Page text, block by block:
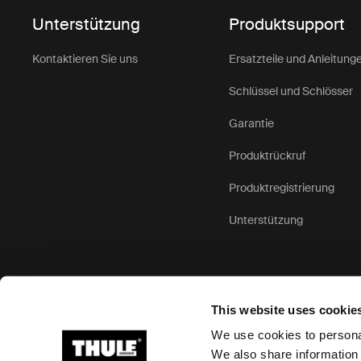
This website uses
We use cookies to
We also share
Taschen
große
Thule
alles in
Unterstützung
Kontaktieren Sie uns
Produktsupport
Ersatzteile und
Schlüssel und Schlösser
Garantie
Produktrückruf
Produktregistrierung
Unterstützung